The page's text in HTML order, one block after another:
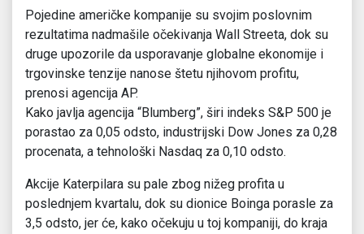
Pojedine američke kompanije su svojim poslovnim
rezultatima nadmašile očekivanja Wall Streeta, dok su
druge upozorile da usporavanje globalne ekonomije i
trgovinske tenzije nanose štetu njihovom profitu,
prenosi agencija AP.
Kako javlja agencija “Blumberg”, širi indeks S&P 500 je
porastao za 0,05 odsto, industrijski Dow Jones za 0,28
procenata, a tehnološki Nasdaq za 0,10 odsto.
Akcije Katerpilara su pale zbog nižeg profita u
poslednjem kvartalu, dok su dionice Boinga porasle za
3,5 odsto, jer će, kako očekuju u toj kompaniji, do kraja